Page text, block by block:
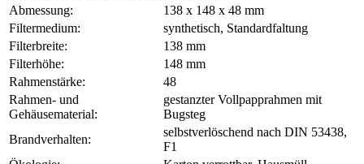
Abmessung:
138 x 148 x 48 mm
Filtermedium:
synthetisch, Standardfaltung
Filterbreite:
138 mm
Filterhöhe:
148 mm
Rahmenstärke:
48
Rahmen- und
Gehäusematerial:
gestanzter Vollpapprahmen mit
Bugsteg
Brandverhalten:
selbstverlöschend nach DIN 53438,
F1